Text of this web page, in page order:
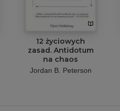
12 życiowych
zasad. Antidotum
na chaos
Jordan B. Peterson